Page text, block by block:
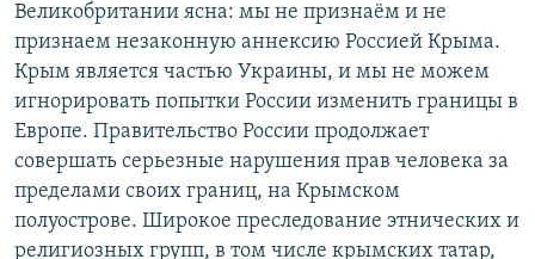
Великобритании ясна: мы не признаём и не
признаем незаконную аннексию Россией Крыма.
Крым является частью Украины, и мы не можем
игнорировать попытки России изменить границы в
Европе. Правительство России продолжает
совершать серьезные нарушения прав человека за
пределами своих границ, на Крымском
полуострове. Широкое преследование этнических и
религиозных групп, в том числе крымских татар,